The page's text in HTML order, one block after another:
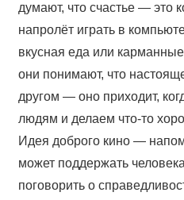
думают, что счастье — это
напролёт играть в
вкусная еда или
они понимают, что
другом — оно приходит,
людям и делаем что-то
Идея доброго кино —
может поддержать
поговорить о